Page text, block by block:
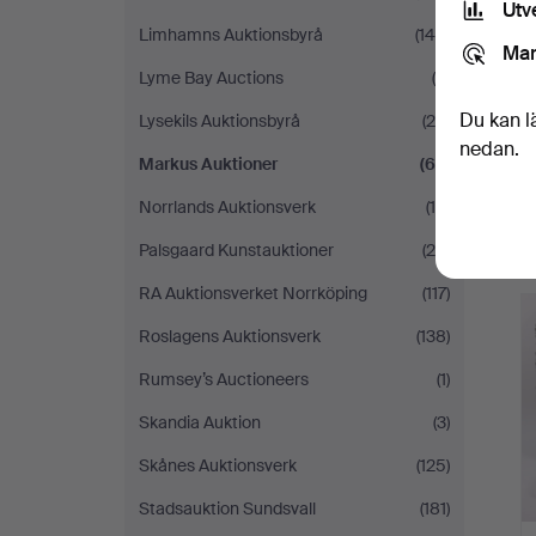
Limhamns Auktionsbyrå
(149)
Lyme Bay Auctions
(9)
Lysekils Auktionsbyrå
(28)
Markus Auktioner
(62)
Norrlands Auktionsverk
(16)
Palsgaard Kunstauktioner
(20)
RA Auktionsverket Norrköping
(117)
Roslagens Auktionsverk
(138)
Rumsey’s Auctioneers
(1)
Skandia Auktion
(3)
Skånes Auktionsverk
(125)
Stadsauktion Sundsvall
(181)
Du kan
nedan.